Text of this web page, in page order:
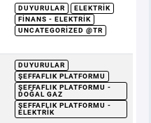
DUYURULAR
ELEKTRIK
FINANS - ELEKTRIK
UNCATEGORIZED @TR
DUYURULAR
ŞEFFAFLIK PLATFORMU
ŞEFFAFLIK PLATFORMU -
DOĞAL GAZ
ŞEFFAFLIK PLATFORMU -
ELEKTRIK